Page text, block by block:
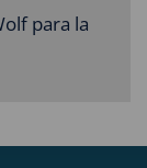
para la